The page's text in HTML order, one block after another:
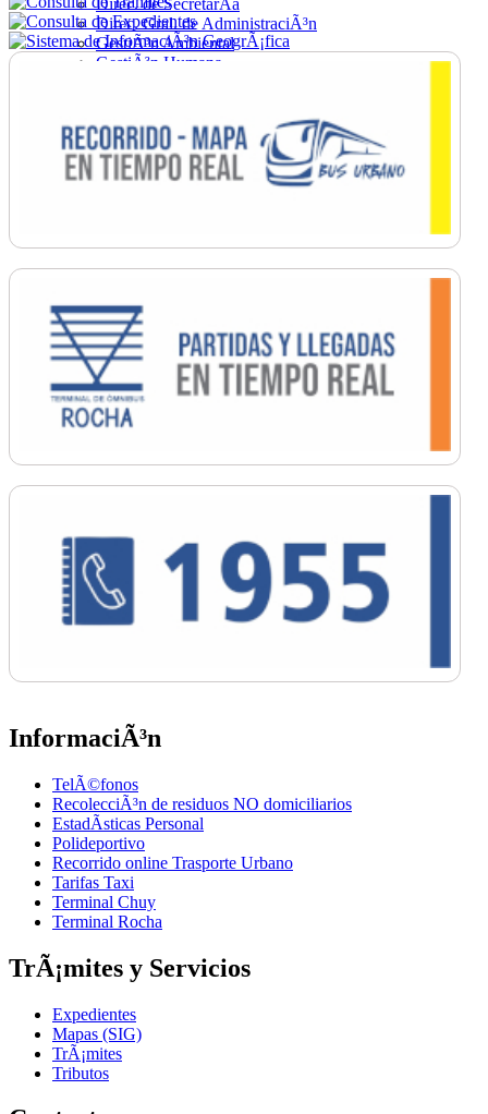
Direc. de SecretarÃ­a
Direc. Gral. de AdministraciÃ³n
GestiÃ³n Ambiental
GestiÃ³n Humana
Ordenamiento
PromociÃ³n Social
Salud
SecretarÃ­a General
InformaciÃ³n
TelÃ©fonos
RecolecciÃ³n de residuos NO domiciliarios
EstadÃ­sticas Personal
Polideportivo
Recorrido online Trasporte Urbano
Tarifas Taxi
Terminal Chuy
Terminal Rocha
TrÃ¡mites y Servicios
Expedientes
Mapas (SIG)
TrÃ¡mites
Tributos